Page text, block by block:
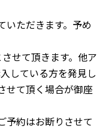
ただきます。予め
せて頂きます。他ア
している方を発見し
せて頂く場合が御座
予約はお断りさせて